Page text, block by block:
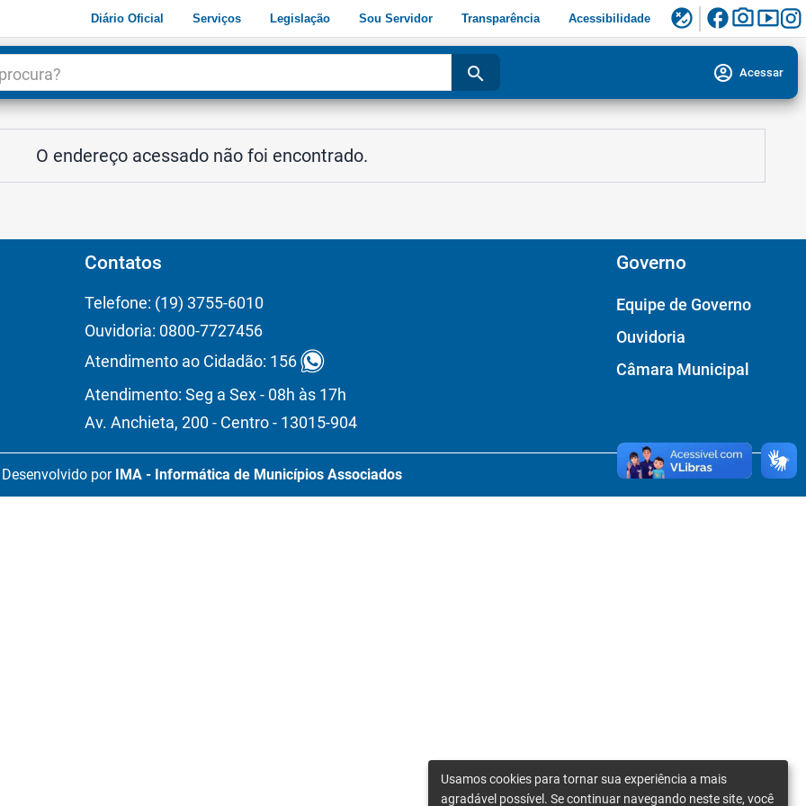
Diário Oficial Serviços Legislação Sou Servidor Transparência Acessibilidade flaky facebookphoto_camerasmart_display
search account_circle Acessar
O endereço acessado não foi encontrado.
Contatos
Telefone: (19) 3755-6010
Ouvidoria: 0800-7727456
Atendimento ao Cidadão: 156
Atendimento: Seg a Sex - 08h às 17h
Av. Anchieta, 200 - Centro - 13015-904
Governo
Equipe de Governo
Ouvidoria
Câmara Municipal
Desenvolvido por IMA - Informática de Municípios Associados
Usamos cookies para tornar sua experiência a mais
agradável possível. Se continuar navegando neste site, você